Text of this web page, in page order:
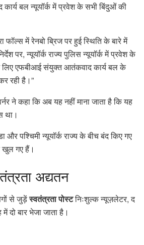
बल न्यूयॉर्क में प्रवेश के सभी बिंदुओं की
फॉल्स में रेनबो ब्रिज पर हुई स्थिति के बारे में
पर, न्यूयॉर्क राज्य पुलिस न्यूयॉर्क में प्रवेश के
लिए एफबीआई संयुक्त आतंकवाद कार्य बल के
रही है।”
ने कहा कि अब यह नहीं माना जाता है कि यह
था।
और पश्चिमी न्यूयॉर्क राज्य के बीच बंद किए गए
खुल गए हैं।
अद्यतन
से जुड़ेंस्वतंत्रता पोस्टनिःशुल्क न्यूज़लेटर, द
दो बार भेजा जाता है।